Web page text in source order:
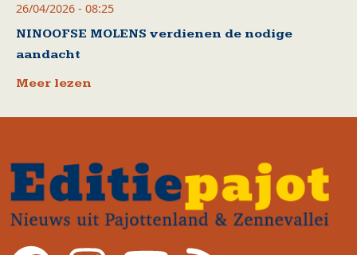
26/04/2026 - 08:25
NINOOFSE MOLENS verdienen de nodige
aandacht
Meer lezen